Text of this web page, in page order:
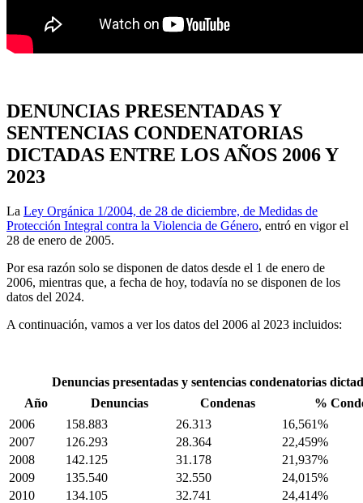
DENUNCIAS PRESENTADAS Y
SENTENCIAS CONDENATORIAS
DICTADAS ENTRE LOS AÑOS 2006 Y
2023
La Ley Orgánica 1/2004, de 28 de diciembre, de Medidas de
Protección Integral contra la Violencia de Género, entró en vigor el
28 de enero de 2005.
Por esa razón solo se disponen de datos desde el 1 de enero de
2006, mientras que, a fecha de hoy, todavía no se disponen de los
datos del 2024.
A continuación, vamos a ver los datos del 2006 al 2023 incluidos:
Denuncias presentadas y sentencias condenatorias
Año
Denuncias Condenas
%
2006
158.883 26.313
16,561%
2007
126.293 28.364
22,459%
2008
142.125 31.178
21,937%
2009
135.540 32.550
24,015%
2010
134.105 32.741
24,414%